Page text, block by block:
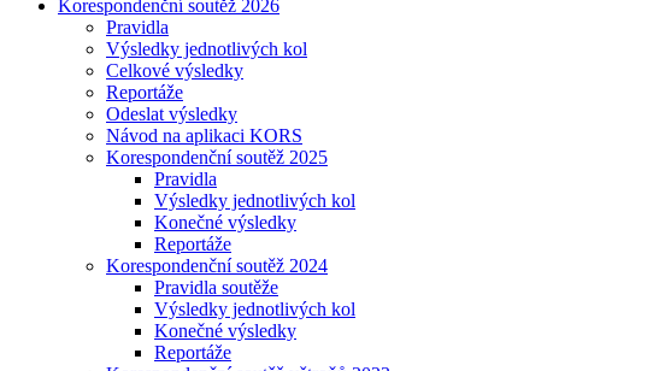
Korespondenční soutěž 2026
Pravidla
Výsledky jednotlivých kol
Celkové výsledky
Reportáže
Odeslat výsledky
Návod na aplikaci KORS
Korespondenční soutěž 2025
Pravidla
Výsledky jednotlivých kol
Konečné výsledky
Reportáže
Korespondenční soutěž 2024
Pravidla soutěže
Výsledky jednotlivých kol
Konečné výsledky
Reportáže